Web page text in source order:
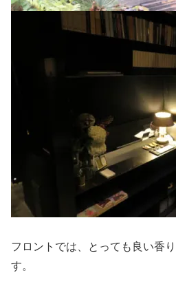
フロントでは、とっても良い香
す。